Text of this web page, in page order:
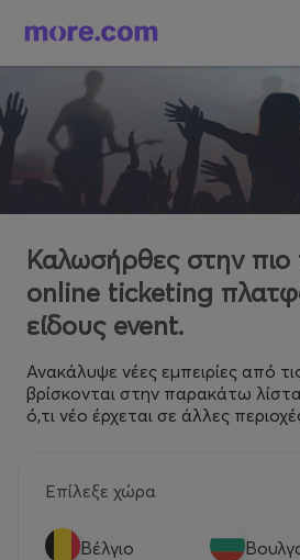
Καλωσήρθες στην
online ticketing
είδους event.
Ανακάλυψε νέες εμπειρίες από
βρίσκονται στην παρακάτω
ό,τι νέο έρχεται σε άλλες
Επίλεξε χώρα
Βέλγιο